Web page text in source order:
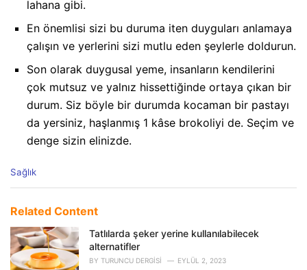
lahana gibi.
En önemlisi sizi bu duruma iten duyguları anlamaya
çalışın ve yerlerini sizi mutlu eden şeylerle doldurun.
Son olarak duygusal yeme, insanların kendilerini
çok mutsuz ve yalnız hissettiğinde ortaya çıkan bir
durum. Siz böyle bir durumda kocaman bir pastayı
da yersiniz, haşlanmış 1 kâse brokoliyi de. Seçim ve
denge sizin elinizde.
C
e
o
r
i
Sağlık
Related Content
Tatlılarda şeker yerine kullanılabilecek
alternatifler
BY TURUNCU DERGISI EYLÜL 2, 2023